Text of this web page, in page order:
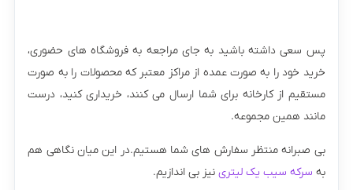
پس سعی داشته باشید به جای مراجعه به فروشگاه های حضوری،
خرید خود را به صورت عمده از مراکز معتبر که محصولات را به صورت
مستقیم از کارخانه برای شما ارسال می کنند، خریداری کنید، درست
مانند همین مجموعه.
بی صبرانه منتظر سفارش های شما هستیم.در این میان نگاهی هم
به سرکه سیب یک لیتری نیز بی اندازیم.